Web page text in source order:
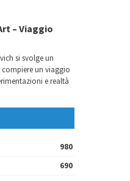
– Viaggio
si svolge un
un viaggio
e realtà
980
690